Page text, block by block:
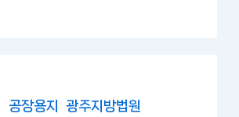
공장용지 광주지방법원